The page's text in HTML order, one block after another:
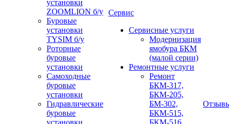
установки
ZOOMLION б/у
Буровые
установки
TYSIM б/у
Роторные
буровые
установки
Самоходные
буровые
установки
Гидравлические
буровые
установки
Сервис
Сервисные услуги
Модернизация
ямобура БКМ
(малой серии)
Ремонтные услуги
Ремонт
БКМ-317,
БКМ-205,
БМ-302,
БКМ-515,
БКМ-516